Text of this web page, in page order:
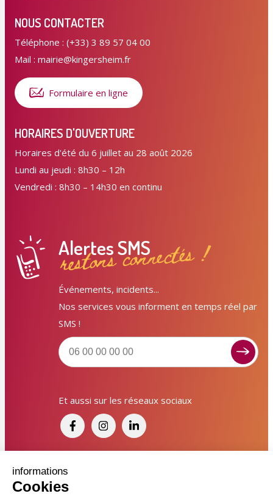
informations
Cookies
NOUS CONTACTER
Téléphone : (+33) 3 89 57 04 00
Mail : mairie@kingersheim.fr
Formulaire en ligne
HORAIRES D'OUVERTURE
Horaires d'été du 6 juillet au 28 août 2026
Lundi au jeudi : 8h30 – 12h
Vendredi : 8h30 – 14h30 en continu
Alertes SMS
restons connectés !
Événements, incidents...
Nos services vous informent en temps réel par
SMS !
Et aussi sur les réseaux sociaux
Financé par France Relance et par l'Union
Européenne
Poser une question ? Participer ?
Cliquez ici pour interagir avec les services de votre
ville !